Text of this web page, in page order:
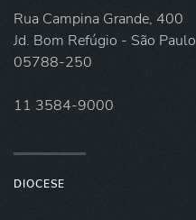
Rua Campina Grande, 400
Jd. Bom Refúgio - São Paulo
05788-250
11 3584-9000
DIOCESE